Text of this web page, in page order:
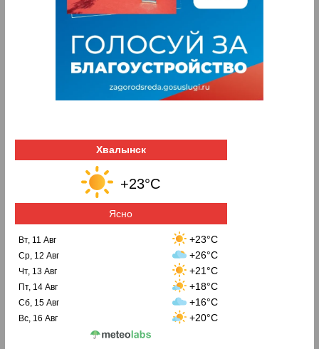
Хвалынск
+23°C
Ясно
Вт, 11 Авг +23°C
Ср, 12 Авг +26°C
Чт, 13 Авг +21°C
Пт, 14 Авг +18°C
Сб, 15 Авг +16°C
Вс, 16 Авг +20°C